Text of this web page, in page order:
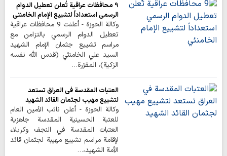
9 محافظات عراقية تُعلن تعطيل الدوام
الرسمي استعداداً لتشييع الإمام الخامنئي
وكالة الحوزة - أعلنت 9 محافظات عراقية
تعطيل الدوام الرسمي بالتزامن مع
مراسم تشييع جثمان الإمام الشهيد
السيد علي الخامنئي (قدس الله نفسه
الزكية)، المقرّرة…
العتبات المقدسة في العراق تستعد
لتشييع مهيب لجثمان القائد الشهيد
وكالة الحوزة - أعلن نائب الأمين العام
للعتبة الحسينية المقدسة جاهزية
العتبات المقدسة في النجف وكربلاء
لإقامة مراسم تشييع مهيبة لجثمان قائد
الأمة الشهيد،…